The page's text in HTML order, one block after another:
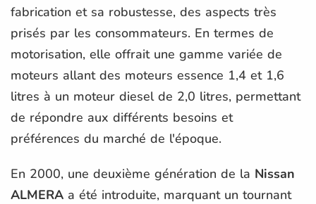
fabrication et sa robustesse, des aspects très
prisés par les consommateurs. En termes de
motorisation, elle offrait une gamme variée de
moteurs allant des moteurs essence 1,4 et 1,6
litres à un moteur diesel de 2,0 litres, permettant
de répondre aux différents besoins et
préférences du marché de l'époque.
En 2000, une deuxième génération de la Nissan
ALMERA a été introduite, marquant un tournant